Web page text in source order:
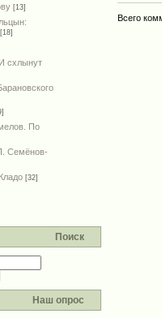
[13]
[18]
схлынут
По
Семёнов-
[32]
Поиск
Наш опрос
Всего